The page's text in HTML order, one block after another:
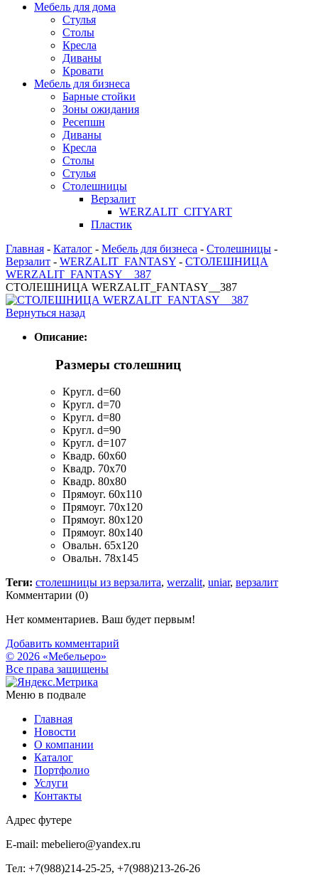
Мебель для дома
Стулья
Столы
Кресла
Диваны
Кровати
Мебель для бизнеса
Барные стойки
Зоны ожидания
Ресепшн
Диваны
Кресла
Столы
Стулья
Столешницы
Верзалит
WERZALIT_CITYART
Пластик
Главная - Каталог - Мебель для бизнеса - Столешницы -
Верзалит - WERZALIT_FANTASY - СТОЛЕШНИЦА
WERZALIT_FANTASY__387
СТОЛЕШНИЦА WERZALIT_FANTASY__387
Вернуться назад
Описание:
Размеры столешниц
Кругл. d=60
Кругл. d=70
Кругл. d=80
Кругл. d=90
Кругл. d=107
Квадр. 60x60
Квадр. 70x70
Квадр. 80x80
Прямоуг. 60x110
Прямоуг. 70x120
Прямоуг. 80x120
Прямоуг. 80x140
Овальн. 65х120
Овальн. 78x145
Теги: столешницы из верзалита, werzalit, uniar, верзалит
Комментарии (0)
Нет комментариев. Ваш будет первым!
Добавить комментарий
© 2026 «Мебельеро»
Bce права защищены
Меню в подвале
Главная
Новости
О компании
Каталог
Портфолио
Услуги
Контакты
Адрес футере
E-mail: mebeliero@yandex.ru
Тел: +7(988)214-25-25, +7(988)213-26-26